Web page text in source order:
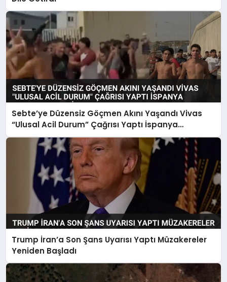
Sebte’ye Düzensiz Göçmen Akını Yaşandı Vivas
“Ulusal Acil Durum” Çağrısı Yaptı İspanya
Harekete Geçti
Trump İran’a Son Şans Uyarısı Yaptı Müzakereler
Yeniden Başladı